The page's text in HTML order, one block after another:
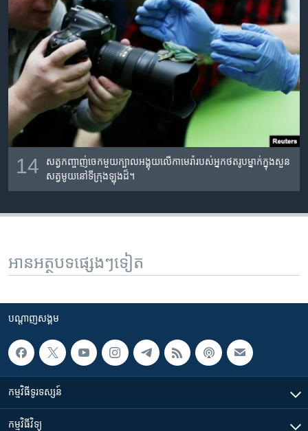
14
សត្វ​កញ្ចាញ់ចេក​មួយ​ក្បាល​អង្គុយ​លើ​កាមេរ៉ា​​របស់​អ្នក​ថត​រូប​ម្នាក់​ក្នុង​សួន​
សត្វ​មូយ​នៅ​ទីក្រុង​ឡុងដ៏។
អានអត្ថបទផ្សេងៗទៀត
បណ្តាញ​សង្គម
កម្មវិធី​ទូរទស្សន៍
កម្មវិធី​វិទ្យុ